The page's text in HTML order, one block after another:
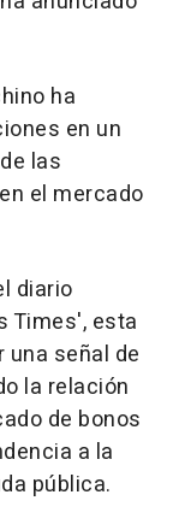
ha
en un
las
el mercado
diario
Times', esta
señal de
la relación
de bonos
a la
pública.